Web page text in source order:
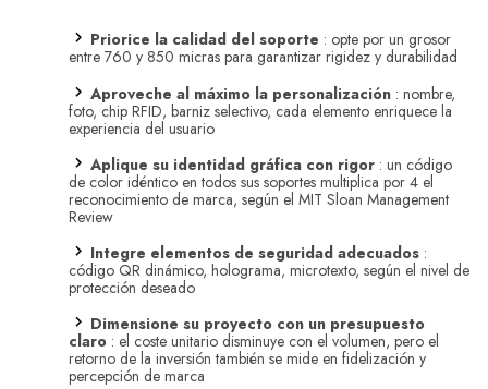
Priorice la calidad del soporte : opte por un grosor
entre 760 y 850 micras para garantizar rigidez y durabilidad
Aproveche al máximo la personalización : nombre,
foto, chip RFID, barniz selectivo, cada elemento enriquece la
experiencia del usuario
Aplique su identidad gráfica con rigor : un código
de color idéntico en todos sus soportes multiplica por 4 el
reconocimiento de marca, según el MIT Sloan Management
Review
Integre elementos de seguridad adecuados :
código QR dinámico, holograma, microtexto, según el nivel de
protección deseado
Dimensione su proyecto con un presupuesto
claro : el coste unitario disminuye con el volumen, pero el
retorno de la inversión también se mide en fidelización y
percepción de marca